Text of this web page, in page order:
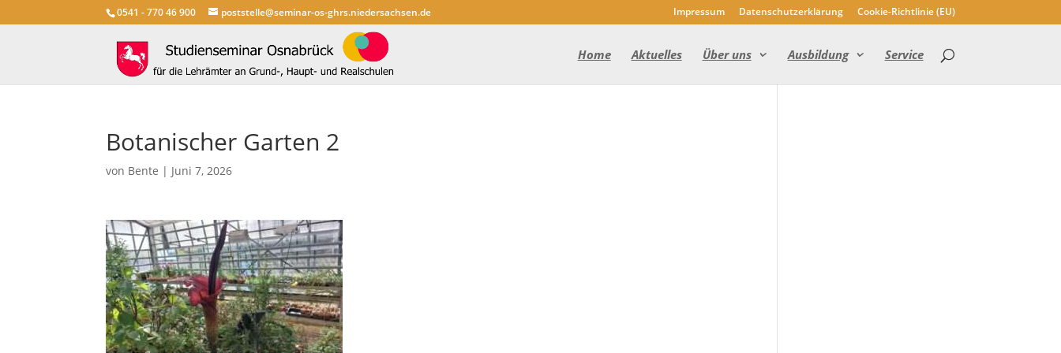
0541 - 770 46 900 poststelle@seminar-os-ghrs.niedersachsen.de Impressum Datenschutzerklärung Cookie-Richtlinie (EU)
Home Aktuelles Über uns Ausbildung Service
Botanischer Garten 2
von Bente | Juni 7, 2026